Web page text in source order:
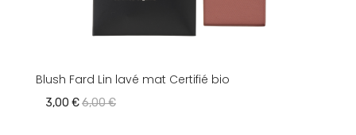
Blush Fard Lin lavé mat Certifié bio
3,00 €6,00 €